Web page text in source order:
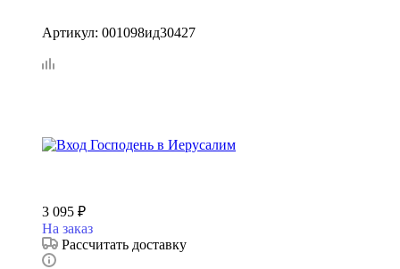
Артикул: 001098ид30427
3 095 ₽
На заказ
Рассчитать доставку